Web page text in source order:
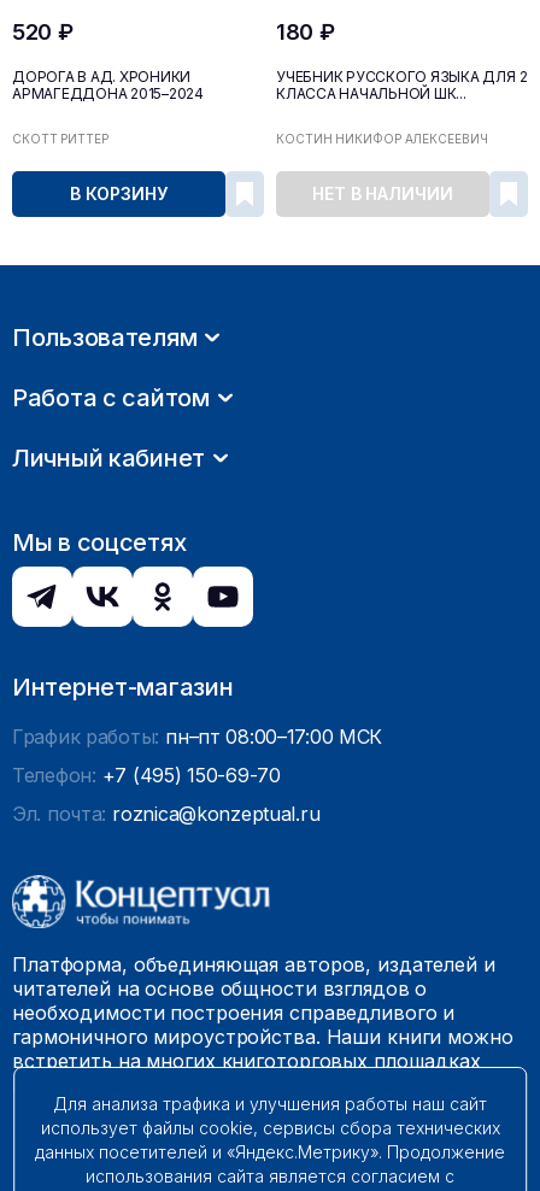
520 ₽
ДОРОГА В АД. ХРОНИКИ
АРМАГЕДДОНА 2015–2024
СКОТТ РИТТЕР
В КОРЗИНУ
180 ₽
УЧЕБНИК РУССКОГО ЯЗЫКА ДЛЯ 2
КЛАССА НАЧАЛЬНОЙ ШК...
КОСТИН НИКИФОР АЛЕКСЕЕВИЧ
НЕТ В НАЛИЧИИ
Пользователям
Работа с сайтом
Личный кабинет
Мы в соцсетях
Интернет-магазин
График работы: пн–пт 08:00–17:00 МСК
Телефон: +7 (495) 150-69-70
Эл. почта: roznica@konzeptual.ru
Платформа, объединяющая авторов, издателей и
читателей на основе общности взглядов о
необходимости построения справедливого и
гармоничного мироустройства. Наши книги можно
встретить на многих книготорговых площадках
© 2009 – 2026. Все права защищены.
Для анализа трафика и улучшения работы наш сайт
использует файлы cookie, сервисы сбора технических
данных посетителей и «Яндекс.Метрику». Продолжение
использования сайта является согласием с